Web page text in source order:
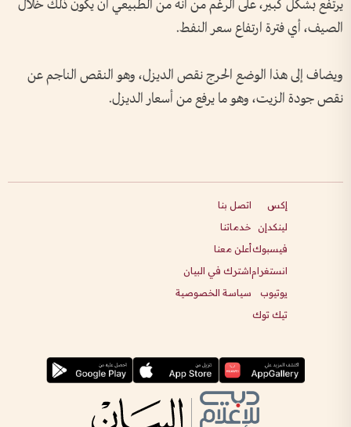
يرتفع بشكل كبير، على الرغم من أنه من الطبيعي أن يكون ذلك خلال
الصيف، أي فترة ارتفاع سعر النفط.
ويضاف إلى هذا الوضع الحرج نقص الديزل، وهو النقص الناجم عن
نقص جودة الزيت، وهو ما يرفع من أسعار الديزل.
إكس
لينكدإن
فيسبوك
انستغرام
يوتيوب
تيك توك
اتصل بنا
خدماتنا
أعلن معنا
اشترك في البيان
سياسة الخصوصية